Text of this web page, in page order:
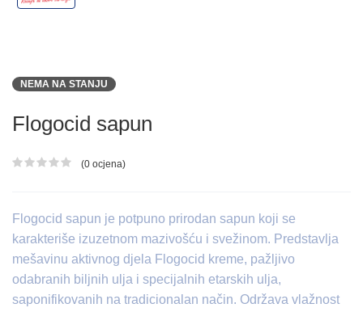
NEMA NA STANJU
Flogocid sapun
Ocjena proizvoda
(0 ocjena)
Flogocid sapun je potpuno prirodan sapun koji se
karakteriše izuzetnom mazivošću i svežinom. Predstavlja
mešavinu aktivnog djela Flogocid kreme, pažljivo
odabranih biljnih ulja i specijalnih etarskih ulja,
saponifikovanih na tradicionalan način. Održava vlažnost